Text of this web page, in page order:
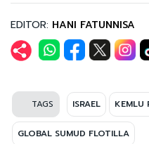
EDITOR: HANI FATUNNISA
TAGS ISRAEL KEMLU
GLOBAL SUMUD FLOTILLA